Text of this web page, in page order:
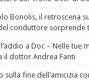
Bonolis, il retroscena
conduttore sorprende
a Doc – Nelle tue
il dottor Andrea Fanti
sulla fine dell’amicizia